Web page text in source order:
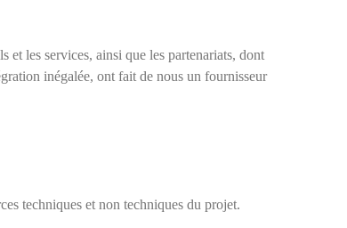
les services, ainsi que les partenariats, dont
inégalée, ont fait de nous un fournisseur
techniques et non techniques du projet.